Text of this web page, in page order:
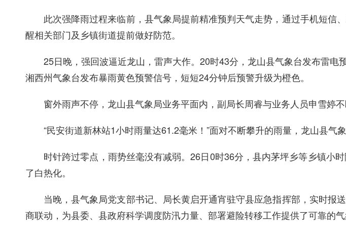
此次强降雨过程来临前，县气象局提前精准预判天气走势，通过手机短信
醒相关部门及乡镇街道提前做好防范。
25日晚，强回波逼近龙山，雷声大作。 20时43分， 龙山县气象台发布雷电
湘西州气象台发布暴雨黄色预警信号 ， 短短24分钟后预警升级为橙色。
窗外雨声不停，龙山县气象局业务平面内，副局长周睿与业务人员申雪婷
“民安街道新林站1小时雨量达61.2毫米 ！ ”面对不断攀升的雨量，龙山县气
时针跨过零点，雨势丝毫没有减弱。26日0时36分，县内茅坪乡等乡镇小
了白热化。
当晚，县气象局党支部书记、局长黄启开通宵驻守县应急指挥部，实时报送
商联动 ，为县委、县政府科学调度防汛力量、部署避险转移工作提供了可靠的